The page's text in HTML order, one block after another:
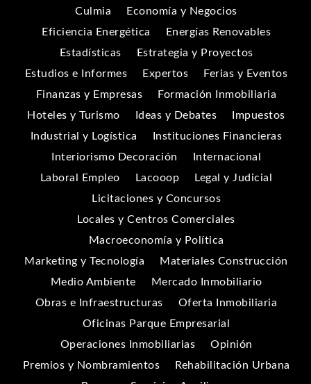
Culmia
Economía y Negocios
Eficiencia Energética
Energías Renovables
Estadísticas
Estrategia y Proyectos
Estudios e Informes
Expertos
Ferias y Eventos
Finanzas y Empresas
Formación Inmobiliaria
Hoteles y Turismo
Ideas y Debates
Impuestos
Industrial y Logística
Instituciones Financieras
Interiorismo Decoración
Internacional
Laboral Empleo
Lacooop
Legal y Judicial
Licitaciones y Concursos
Locales y Centros Comerciales
Macroeconomía y Política
Marketing y Tecnología
Materiales Construcción
Medio Ambiente
Mercado Inmobiliario
Obras e Infraestructuras
Oferta Inmobiliaria
Oficinas Parque Empresarial
Operaciones Inmobiliarias
Opinión
Premios y Nombramientos
Rehabilitación Urbana